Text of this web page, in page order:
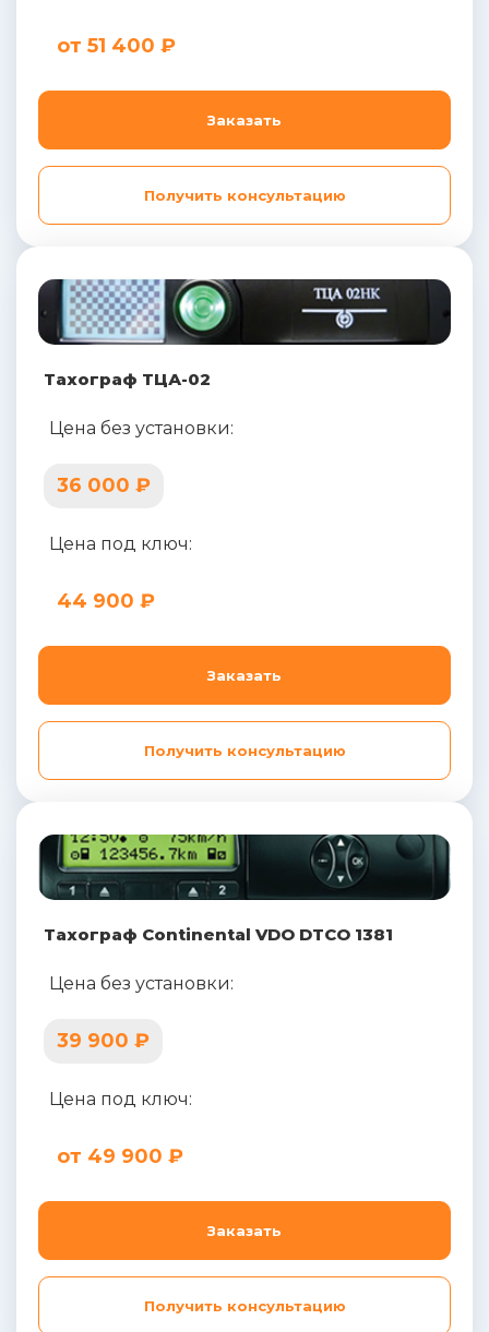
от 51 400 ₽
Заказать
Получить консультацию
Тахограф ТЦА-02
Цена без установки:
36 000 ₽
Цена под ключ:
44 900 ₽
Заказать
Получить консультацию
Тахограф Continental VDO DTCO 1381
Цена без установки:
39 900 ₽
Цена под ключ:
от 49 900 ₽
Заказать
Получить консультацию